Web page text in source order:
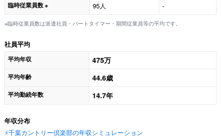
臨時従業員数 ※ 95人 -
※臨時従業員数は派遣社員・パートタイマー・期間従業員等の平均です。
社員平均
平均年収 475万
平均年齢 44.6歳
平均勤続年数 14.7年
年収分布
⚡️千葉カントリー倶楽部の年収シミュレーション